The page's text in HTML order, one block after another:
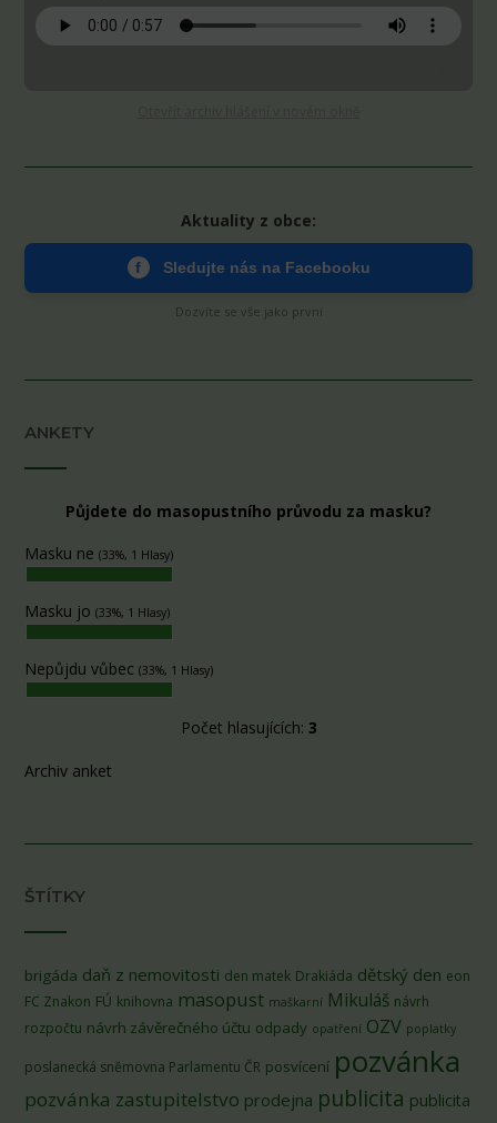
Aktuality z obce:
f Sledujte nás na Facebooku
Dozvíte se vše jako první
ANKETY
Půjdete do masopustního průvodu za masku?
Masku ne (33%, 1 Hlasy)
Masku jo (33%, 1 Hlasy)
Nepůjdu vůbec (33%, 1 Hlasy)
Počet hlasujících: 3
Archiv anket
ŠTÍTKY
brigáda daň z nemovitosti den matek Drakiáda dětský den eon
FC Znakon FÚ knihovna masopust maškarní Mikuláš návrh
rozpočtu návrh závěrečného účtu odpady opatření OZV poplatky
poslanecká sněmovna Parlamentu ČR posvícení pozvánka
pozvánka zastupitelstvo prodejna publicita publicita